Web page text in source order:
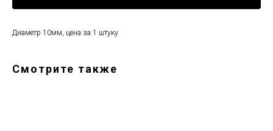
Диаметр 10мм, цена за 1 штуку
Смотрите также